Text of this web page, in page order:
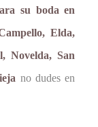
su boda en
Elda,
Novelda, San
no dudes en